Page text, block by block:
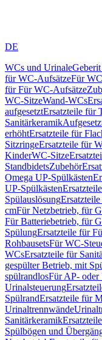
DE
WCs und Urinale
für WC-AufsätzeFür
für Für WC-Aufsätze
WC-SitzeWand-WCs
aufgesetztErsatzteile für
Sanitärkeramik
erhöhtErsatzteile für
SitzringeErsatzteile für
KinderWC-Sitze
StandbidetsZubehör
Omega UP-Spülkästen
UP-Spülkästen
Spülauslösung
cmFür Netzbetrieb, für
Für Batteriebetrieb, für
SpülungErsatzteile für
RohbausetsFür WC-
WCsErsatzteile für
gespülter Betrieb, mit
spülrandlosFür AP- oder
Urinalsteuerung
SpülrandErsatzteile für
Urinaltrennwände
Sanitärkeramik
Spülbögen und